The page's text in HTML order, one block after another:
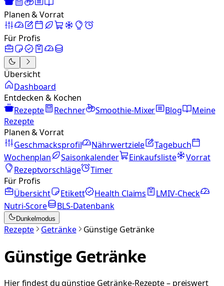
Planen & Vorrat
Für Profis
Übersicht
Dashboard
Entdecken & Kochen
Rezepte
Rechner Smoothie-Mixer Blog
Meine
Rezepte
Planen & Vorrat
Geschmacksprofil
Nährwertziele
Tagebuch
Wochenplan
Saisonkalender Einkaufsliste
Vorrat
Rezeptvorschläge
Timer
Für Profis
Übersicht
Etikett Health Claims
LMIV-Check
Nutri-Score
BLS-Datenbank
Dunkelmodus
Rezepte Getränke Günstige Getränke
Günstige Getränke
Hier findest du günstige Getränke-Rezepte – preiswert